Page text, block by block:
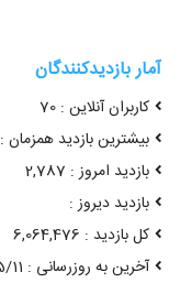
آمار بازدیدکنندگان
کاربران آنلاین : 70
بیشترین بازدید همزمان : 955
بازدید امروز : 2,787
بازدید دیروز :
کل بازدید : 6,064,476
آخرین به روزرسانی : 1405/05/11 11:56:19